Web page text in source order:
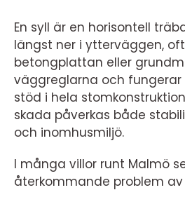
En syll är en horisontell
längst ner i ytterväggen,
betongplattan eller
väggreglarna och
stöd i hela
skada påverkas både
och inomhusmiljö.
I många villor runt Malmö
återkommande problem av